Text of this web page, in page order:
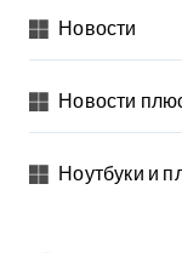
Новости
Новости
Ноутбуки и